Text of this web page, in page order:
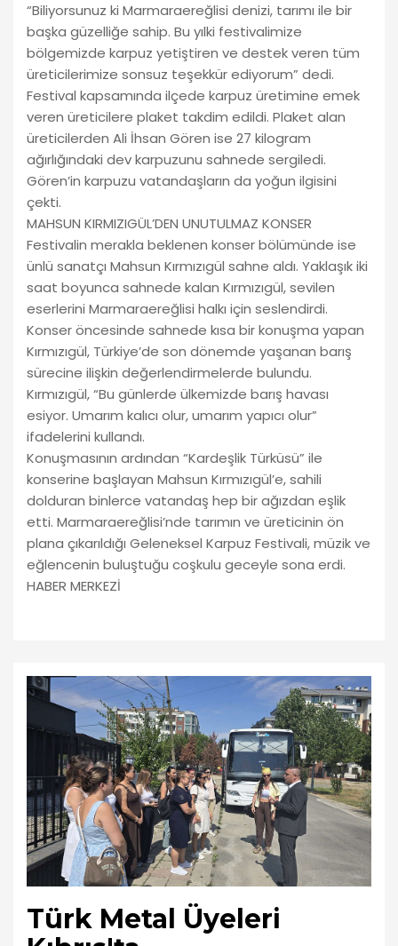
“Biliyorsunuz ki Marmaraereğlisi denizi, tarımı ile bir
başka güzelliğe sahip. Bu yılki festivalimize
bölgemizde karpuz yetiştiren ve destek veren tüm
üreticilerimize sonsuz teşekkür ediyorum” dedi.
Festival kapsamında ilçede karpuz üretimine emek
veren üreticilere plaket takdim edildi. Plaket alan
üreticilerden Ali İhsan Gören ise 27 kilogram
ağırlığındaki dev karpuzunu sahnede sergiledi.
Gören’in karpuzu vatandaşların da yoğun ilgisini
çekti.
MAHSUN KIRMIZIGÜL’DEN UNUTULMAZ KONSER
Festivalin merakla beklenen konser bölümünde ise
ünlü sanatçı Mahsun Kırmızıgül sahne aldı. Yaklaşık iki
saat boyunca sahnede kalan Kırmızıgül, sevilen
eserlerini Marmaraereğlisi halkı için seslendirdi.
Konser öncesinde sahnede kısa bir konuşma yapan
Kırmızıgül, Türkiye’de son dönemde yaşanan barış
sürecine ilişkin değerlendirmelerde bulundu.
Kırmızıgül, “Bu günlerde ülkemizde barış havası
esiyor. Umarım kalıcı olur, umarım yapıcı olur”
ifadelerini kullandı.
Konuşmasının ardından “Kardeşlik Türküsü” ile
konserine başlayan Mahsun Kırmızıgül’e, sahili
dolduran binlerce vatandaş hep bir ağızdan eşlik
etti. Marmaraereğlisi’nde tarımın ve üreticinin ön
plana çıkarıldığı Geleneksel Karpuz Festivali, müzik ve
eğlencenin buluştuğu coşkulu geceyle sona erdi.
HABER MERKEZİ
Türk Metal Üyeleri